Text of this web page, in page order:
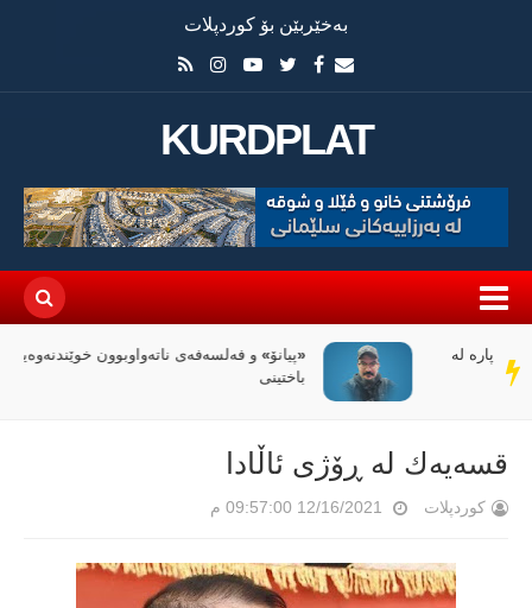
بەخێربێن بۆ کوردپلات
KURDPLAT
سەر
دێڕ
«پیانۆ» و فەلسەفەی ناتەواوبوون خوێندنەوەیەکی
باختینی
قسەیەك لە ڕۆژی ئاڵادا
کوردپلات 12/16/2021 09:57:00 م